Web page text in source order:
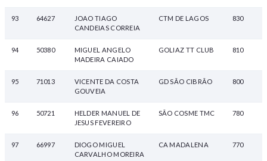
93 64627
JOAO TIAGO
CANDEIAS CORREIA
CTM DE LAGOS 830
94 50380
MIGUEL ANGELO
MADEIRA CAIADO
GOLIAZ TT CLUB 810
95 71013
VICENTE DA COSTA
GOUVEIA
GD SÃO CIBRÃO 800
96 50721
HELDER MANUEL DE
JESUS FEVEREIRO
SÃO COSME TMC 780
97 66997
DIOGO MIGUEL
CARVALHO MOREIRA
CA MADALENA 770